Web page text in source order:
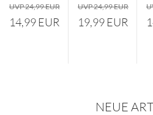
UVP 24,99 EUR
14,99 EUR
UVP 24,99 EUR
19,99 EUR
NEUE